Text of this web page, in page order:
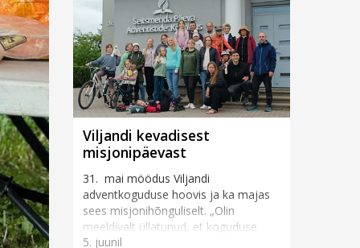
Viljandi kevadisest
misjonipäevast
31. mai möödus Viljandi
adventkoguduse hoovis ja ka majas
sees misjonihõnguliselt. „Olin
meeldivalt üllatunud, et koguduse
rahvas ja ka inimesed tänavalt tõid
5. juunil